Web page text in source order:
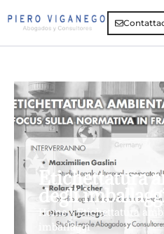
Etichettatura
degli
Home»Etichettatura
imballaggi